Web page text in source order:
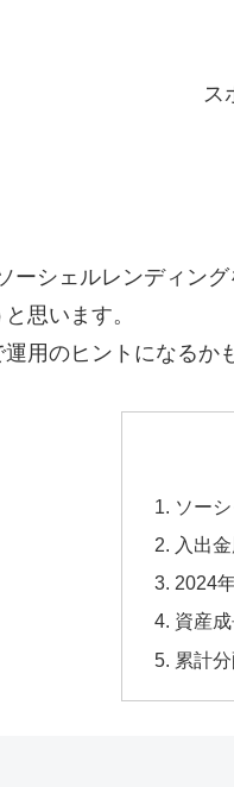
ス
シェルレンディング
思います。
用のヒントになるか
ソー
入出
2024
資産
累計